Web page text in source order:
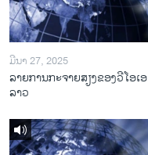
ມີນາ 27, 2025
ລາຍການກະຈາຍສຽງຂອງວີໂອເອ
ລາວ